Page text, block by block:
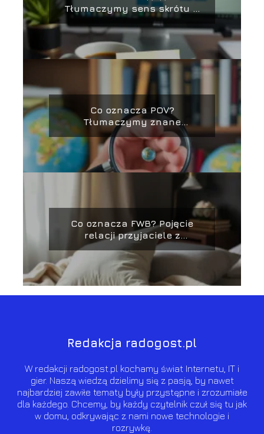
Tłumaczymy sens skrótu w
praktyce
Co oznacza POV?
Tłumaczymy znane
określenie
Co oznacza FWB? Pojęcie
relacji przyjaciele z
korzyściami
Redakcja radogost.pl
W redakcji radogost.pl kochamy świat Internetu, IT i
gier. Naszą wiedzą dzielimy się z pasją, by nawet
najbardziej zawiłe tematy były przystępne i zrozumiałe
dla każdego. Chcemy, by każdy czytelnik czuł się tu jak
w domu, odkrywając z nami nowe technologie i
rozrywkę.